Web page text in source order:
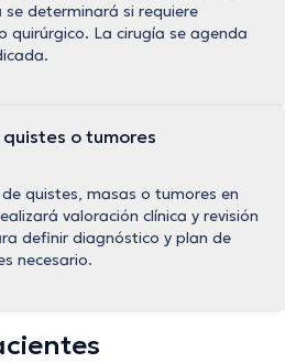
determinará si requiere
La cirugía se agenda
o tumores
quistes, masas o tumores en
valoración clínica y revisión
definir diagnóstico y plan de
necesario.